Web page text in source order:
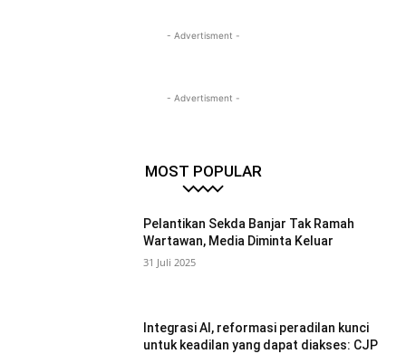
- Advertisment -
- Advertisment -
MOST POPULAR
Pelantikan Sekda Banjar Tak Ramah
Wartawan, Media Diminta Keluar
31 Juli 2025
Integrasi AI, reformasi peradilan kunci
untuk keadilan yang dapat diakses: CJP